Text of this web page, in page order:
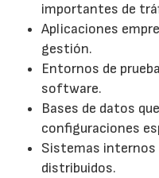
importantes de
Aplicaciones
gestión.
Entornos de
software.
Bases de datos
configuraciones
Sistemas internos
distribuidos.